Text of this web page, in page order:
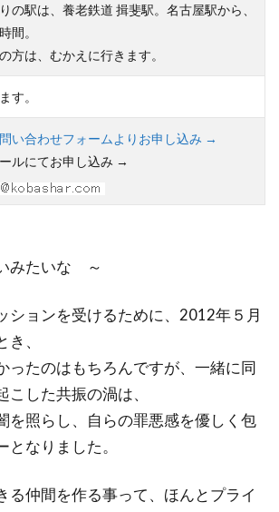
の駅は、養老鉄道 揖斐駅。名古屋駅から、
間。
方は、むかえに行きます。
す。
問い合わせフォームよりお申し込み →
ールにてお申し込み →
みたいな ～
ションを受けるために、2012年５月
、
ったのはもちろんですが、一緒に同
こした共振の渦は、
を照らし、自らの罪悪感を優しく包
なりました。
る仲間を作る事って、ほんとプライ